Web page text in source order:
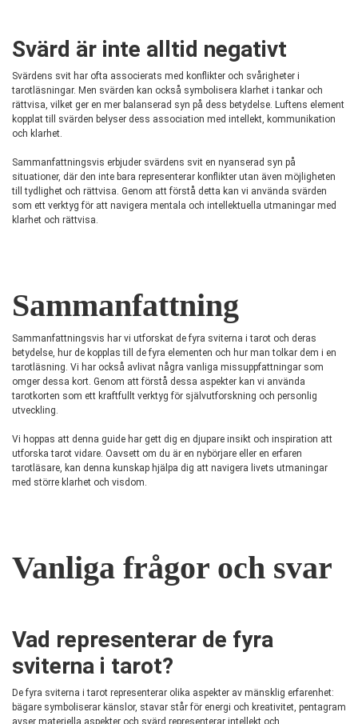
Svärd är inte alltid negativt
Svärdens svit har ofta associerats med konflikter och svårigheter i
tarotläsningar. Men svärden kan också symbolisera klarhet i tankar och
rättvisa, vilket ger en mer balanserad syn på dess betydelse. Luftens element
kopplat till svärden belyser dess association med intellekt, kommunikation
och klarhet.
Sammanfattningsvis erbjuder svärdens svit en nyanserad syn på
situationer, där den inte bara representerar konflikter utan även möjligheten
till tydlighet och rättvisa. Genom att förstå detta kan vi använda svärden
som ett verktyg för att navigera mentala och intellektuella utmaningar med
klarhet och rättvisa.
Sammanfattning
Sammanfattningsvis har vi utforskat de fyra sviterna i tarot och deras
betydelse, hur de kopplas till de fyra elementen och hur man tolkar dem i en
tarotläsning. Vi har också avlivat några vanliga missuppfattningar som
omger dessa kort. Genom att förstå dessa aspekter kan vi använda
tarotkorten som ett kraftfullt verktyg för självutforskning och personlig
utveckling.
Vi hoppas att denna guide har gett dig en djupare insikt och inspiration att
utforska tarot vidare. Oavsett om du är en nybörjare eller en erfaren
tarotläsare, kan denna kunskap hjälpa dig att navigera livets utmaningar
med större klarhet och visdom.
Vanliga frågor och svar
Vad representerar de fyra
sviterna i tarot?
De fyra sviterna i tarot representerar olika aspekter av mänsklig erfarenhet:
bägare symboliserar känslor, stavar står för energi och kreativitet, pentagram
avser materiella aspekter och svärd representerar intellekt och